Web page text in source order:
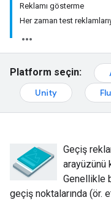
Reklamı gösterme
Her zaman test
Platform seçin:
Unity
Geçiş
arayüzünü
Genellikle
geçiş noktalarında (ör.